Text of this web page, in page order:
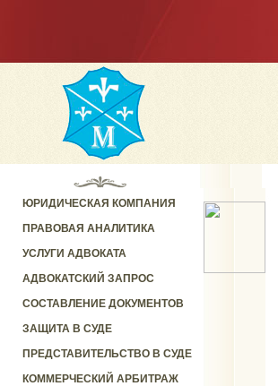
ЮРИДИЧЕСКАЯ КОМПАНИЯ
ПРАВОВАЯ АНАЛИТИКА
УСЛУГИ АДВОКАТА
АДВОКАТСКИЙ ЗАПРОС
СОСТАВЛЕНИЕ ДОКУМЕНТОВ
ЗАЩИТА В СУДЕ
ПРЕДСТАВИТЕЛЬСТВО В СУДЕ
КОММЕРЧЕСКИЙ АРБИТРАЖ